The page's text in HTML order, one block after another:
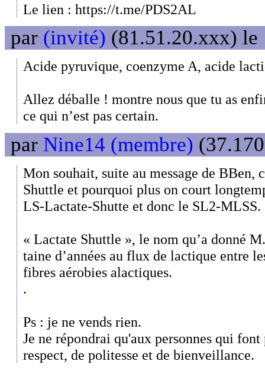
Le lien : https://t.me/PDS2AL
par (invité) (81.51.20.xxx) le
Acide pyruvique, coenzyme A, acide
Allez déballe ! montre nous que tu as
ce qui n’est pas certain.
par Nine14 (membre)
Mon souhait, suite au message de BBen,
Shuttle et pourquoi plus on court
LS-Lactate-Shutte et donc le SL2-MLSS.
« Lactate Shuttle », le nom qu’a donné
taine d’années au flux de lactique entre
fibres aérobies alactiques.
.
Ps : je ne vends rien.
Je ne répondrai qu'aux personnes qui
respect, de politesse et de bienveillance.